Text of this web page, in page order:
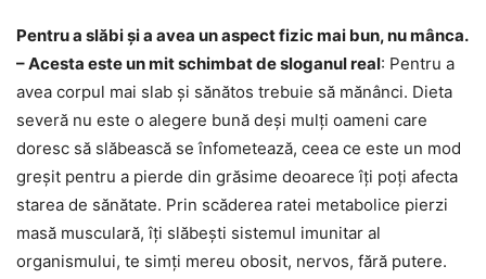
Pentru a slăbi și a avea un aspect fizic mai bun, nu mânca.
– Acesta este un mit schimbat de sloganul real: Pentru a
avea corpul mai slab și sănătos trebuie să mănânci. Dieta
severă nu este o alegere bună deși mulți oameni care
doresc să slăbească se înfometează, ceea ce este un mod
greșit pentru a pierde din grăsime deoarece îți poți afecta
starea de sănătate. Prin scăderea ratei metabolice pierzi
masă musculară, îți slăbești sistemul imunitar al
organismului, te simți mereu obosit, nervos, fără putere.